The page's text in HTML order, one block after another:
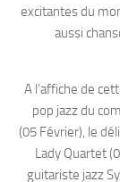
excitantes du
aussi
A l’affiche de
pop jazz du
(05 Février), le
Lady Quartet
guitariste jazz